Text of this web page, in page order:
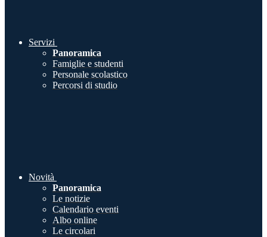
Servizi
Panoramica
Famiglie e studenti
Personale scolastico
Percorsi di studio
Novità
Panoramica
Le notizie
Calendario eventi
Albo online
Le circolari